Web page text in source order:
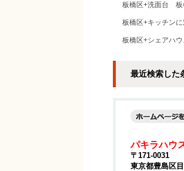
板橋区+洗面台
板橋区+キッチン
板橋区+シェアハウ
最近検索した
パキラハウ
〒171-0031
東京都豊島区